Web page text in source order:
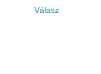
Válasz